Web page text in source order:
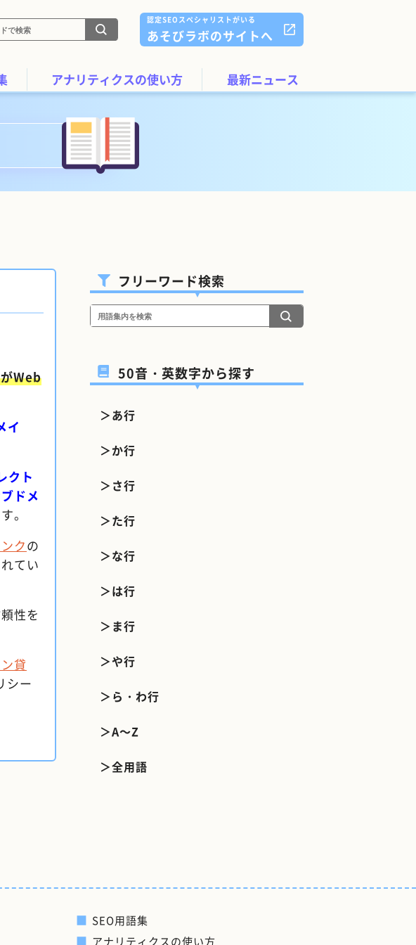
認定SEOスペシャリストがいる
あそびラボのサイトへ
アナリティクスの使い方 最新ニュース
Web
イ
クト
ドメ
。
クの
てい
性を
貸
シー
フリーワード検索
50音・英数字から探す
＞あ行
＞か行
＞さ行
＞た行
＞な行
＞は行
＞ま行
＞や行
＞ら・わ行
＞A～Z
＞全用語
SEO用語集
アナリティクスの使い方